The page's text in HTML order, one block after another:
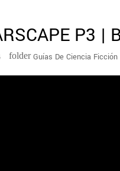
P3 |
folder Guías De Ciencia Ficción